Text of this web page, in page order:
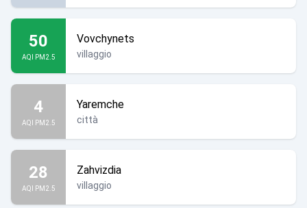
50
AQI PM2.5
Vovchynets
villaggio
4
AQI PM2.5
Yaremche
città
28
AQI PM2.5
Zahvizdia
villaggio